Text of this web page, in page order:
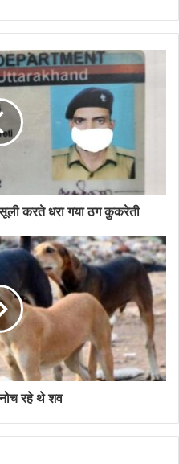
करते धरा गया ठग कुकरेती
रहे थे शव